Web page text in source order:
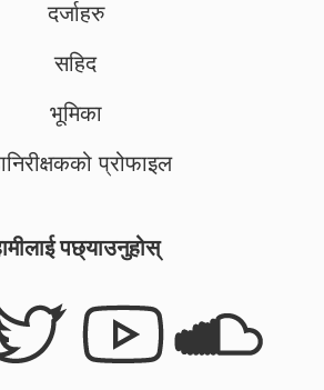
दर्जाहरु
सहिद
भूमिका
प्रोफाइल
पछ्याउनुहोस्